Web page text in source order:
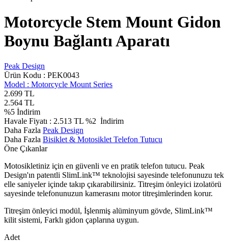
Motorcycle Stem Mount Gidon
Boynu Bağlantı Aparatı
Peak Design
Ürün Kodu : PEK0043
Model : Motorcycle Mount Series
2.699 TL
2.564 TL
%5 İndirim
Havale Fiyatı : 2.513 TL %2 İndirim
Daha Fazla Peak Design
Daha Fazla Bisiklet & Motosiklet Telefon Tutucu
Öne Çıkanlar
Motosikletiniz için en güvenli ve en pratik telefon tutucu. Peak
Design'ın patentli SlimLink™ teknolojisi sayesinde telefonunuzu tek
elle saniyeler içinde takıp çıkarabilirsiniz. Titreşim önleyici izolatörü
sayesinde telefonunuzun kamerasını motor titreşimlerinden korur.
Titreşim önleyici modül, İşlenmiş alüminyum gövde, SlimLink™
kilit sistemi, Farklı gidon çaplarına uygun.
Adet